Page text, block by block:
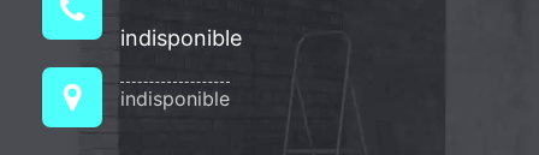
indisponible
indisponible